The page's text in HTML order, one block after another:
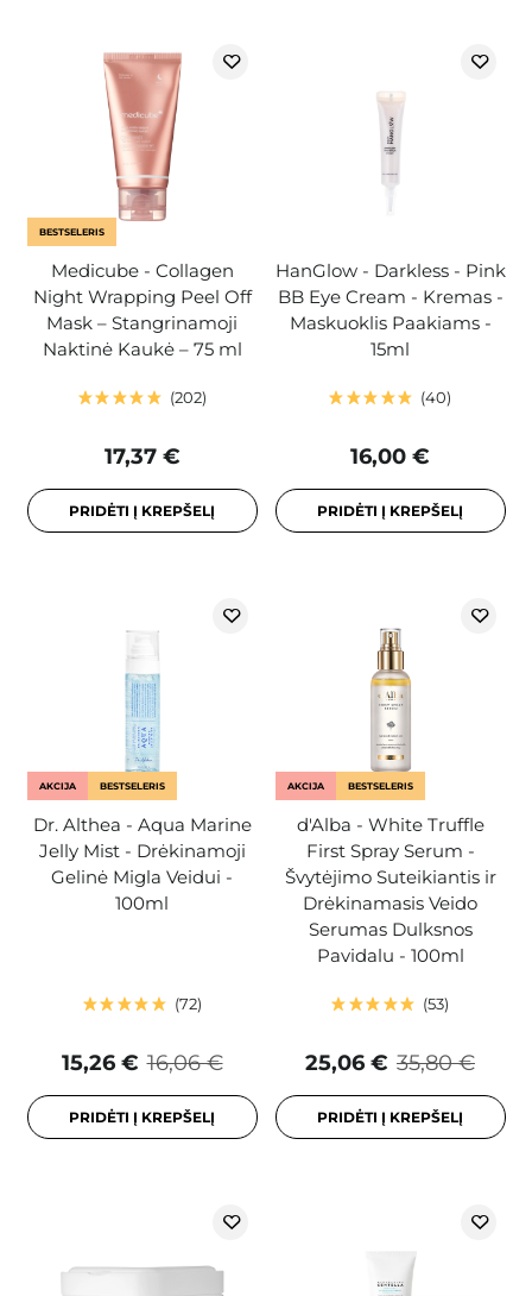
BESTSELERIS
Medicube - Collagen
Night Wrapping Peel Off
Mask – Stangrinamoji
Naktinė Kaukė – 75 ml
202
17,37 €
PRIDĖTI Į KREPŠELĮ
HanGlow - Darkless - Pink
BB Eye Cream - Kremas -
Maskuoklis Paakiams -
15ml
40
16,00 €
PRIDĖTI Į KREPŠELĮ
AKCIJA BESTSELERIS
Dr. Althea - Aqua Marine
Jelly Mist - Drėkinamoji
Gelinė Migla Veidui -
100ml
72
16,06 €
15,26 €
PRIDĖTI Į KREPŠELĮ
AKCIJA BESTSELERIS
d'Alba - White Truffle
First Spray Serum -
Švytėjimo Suteikiantis ir
Drėkinamasis Veido
Serumas Dulksnos
Pavidalu - 100ml
53
35,80 €
25,06 €
PRIDĖTI Į KREPŠELĮ